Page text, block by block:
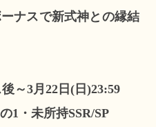
ナスで新式神との縁結
～3月22日(日)23:59
1・未所持SSR/SP